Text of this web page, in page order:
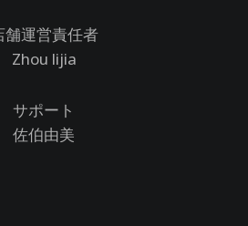
舗運営責任者
Zhou lijia
サポート
佐伯由美